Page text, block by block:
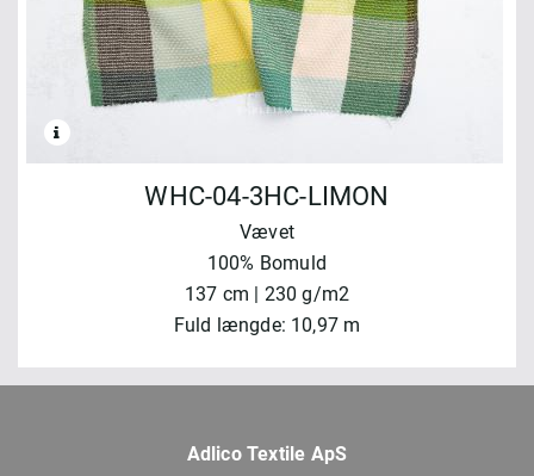
WHC-04-3HC-LIMON
Vævet
100% Bomuld
137 cm | 230 g/m2
Fuld længde: 10,97 m
Adlico Textile ApS